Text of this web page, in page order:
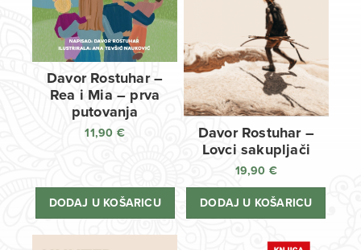
Davor Rostuhar –
Rea i Mia – prva
putovanja
11,90 €
DODAJ U KOŠARICU
Davor Rostuhar –
Lovci sakupljači
19,90 €
DODAJ U KOŠARICU